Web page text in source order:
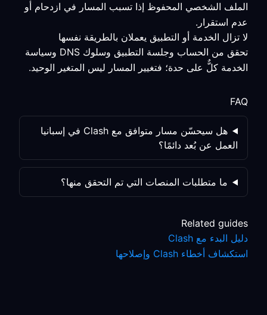
الملف الشخصي المحفوظ إذا تسبب المسار في ازدحام أو
عدم استقرار.
لا تزال الخدمة أو التطبيق يعملان بالطريقة نفسها
تحقق من الحساب وجلسة التطبيق وسلوك DNS وسياسة
الخدمة كلٌّ على حدة؛ فتغيير المسار ليس المتغير الوحيد.
FAQ
هل سيحسّن مسار متوافق مع Clash في إسبانيا
العمل عن بُعد دائمًا؟
ما متطلبات المنصات التي تم التحقق منها؟
Related guides
دليل البدء مع Clash
استكشاف أخطاء Clash وإصلاحها